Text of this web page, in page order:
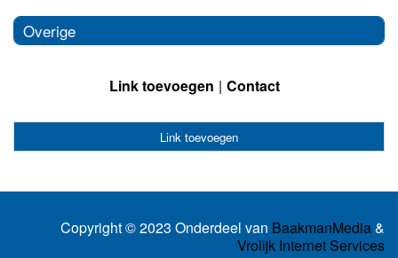
Overige
Link toevoegen Contact
Link toevoegen
Copyright © 2023 Onderdeel van BaakmanMedia&
Vrolijk Internet Services